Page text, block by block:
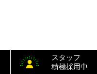
スタッフ
積極採用中